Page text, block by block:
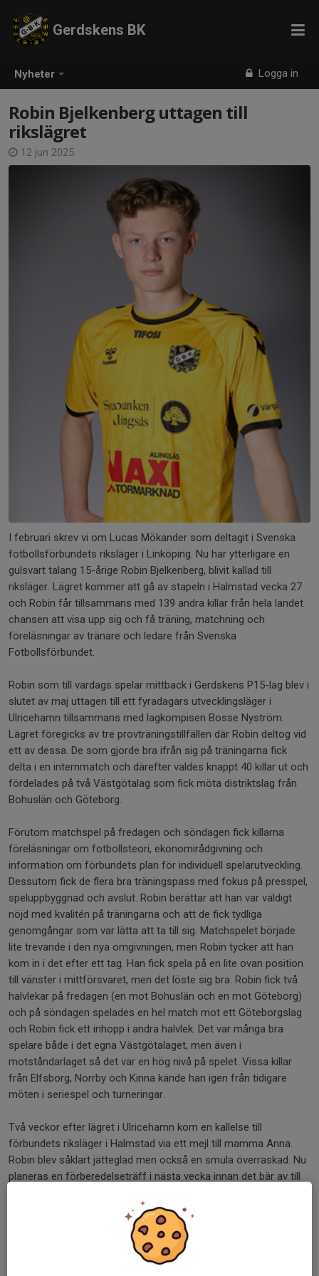
Nyheter Logga in
Gerdskens BK
Robin Bjelkenberg uttagen till
rikslägret
12 jun 2025
I februari skrev vi om Lucas Mökander som deltagit i Svenska
fotbollsförbundets riksläger i Linköping. Nu har ytterligare en
gulsvart talang 15-årige Robin Bjelkenberg, blivit kallad till
riksläger. Lägret kommer att gå av stapeln i Halmstad vecka 27
och Robin får tillsammans med 139 andra killar från hela landet
chansen att visa upp sig och få träning, matchning och
föreläsningar av tränare och ledare från Svenska
Fotbollsförbundet.
Robin som till vardags spelar mittback i Gerdskens P15-lag blev i
slutet av maj uttagen till ett fyradagars utvecklingsläger i
Ulricehamn tillsammans med lagkompisen Bosse Nyström.
Lägret föregicks av tre provträningstillfällen där Robin deltog vid
ett av dessa. De som gjorde bra ifrån sig på träningarna fick
delta i en internmatch och därefter valdes knappt 40 killar ut och
fördelades på två Västgötalag som fick möta distriktslag från
Bohuslän och Göteborg.
Förutom matchspel på fredagen och söndagen fick killarna
föreläsningar om fotbollsteori, ekonomirådgivning och
information om förbundets plan för individuell spelarutveckling.
Dessutom fick de flera bra träningspass med fokus på presspel,
speluppbyggnad och avslut. Robin berättar att han var väldigt
nöjd med kvalitén på träningarna och att de fick tydliga
genomgångar som var lätta att ta till sig. Matchspelet började
lite trevande i den nya omgivningen, men Robin tycker att han
kom in i det efter ett tag. Han fick spela på en lite ovan position
till vänster i mittförsvaret, men det löste sig bra. Robin fick två
halvlekar på fredagen (en mot Bohuslän och en mot Göteborg)
och på söndagen spelades en hel match mot ett Göteborgslag
och Robin fick ett inhopp i andra halvlek. Det var många bra
spelare både i det egna Västgötalaget, men även i
motståndarlaget så det var en hög nivå på spelet. Vissa killar
från Elfsborg, Norrby och Kinna kände han igen från tidigare
möten i seriespel och turneringar.
Två veckor efter lägret i Ulricehamn kom en kallelse till
förbundets riksläger i Halmstad via ett mejl till mamma Anna.
Robin blev såklart jätteglad men också en smula överraskad. Nu
planeras en förberedelseträff i nästa vecka innan det bär av till
Det har varit en framgångsrik och händelserik vårsäsong för
Robin. Förutom att bli uppkallad till förbundsläger har han
tillsammans med lagkompisen Bosse fått vara med och träna